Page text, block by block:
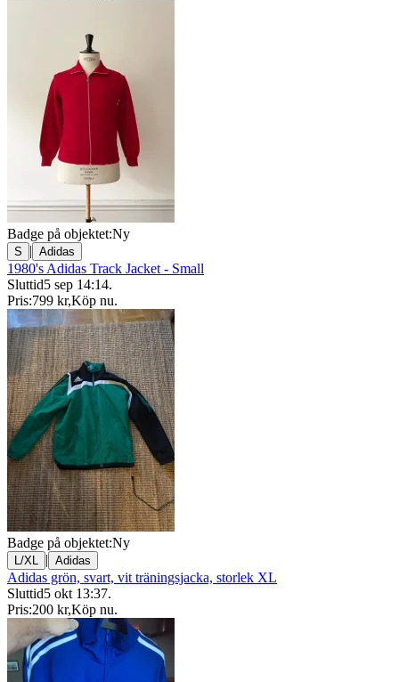
Badge på objektet:Ny
S | Adidas
1980's Adidas Track Jacket - Small
Sluttid5 sep 14:14.
Pris:799 kr,Köp nu.
Badge på objektet:Ny
L/XL | Adidas
Adidas grön, svart, vit träningsjacka, storlek XL
Sluttid5 okt 13:37.
Pris:200 kr,Köp nu.